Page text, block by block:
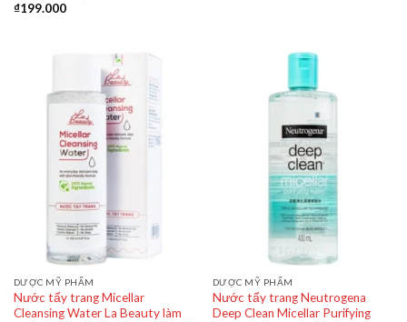
₫199.000
DƯỢC MỸ PHẨM
Nước tẩy trang Micellar
Cleansing Water La Beauty làm
DƯỢC MỸ PHẨM
Nước tẩy trang Neutrogena
Deep Clean Micellar Purifying